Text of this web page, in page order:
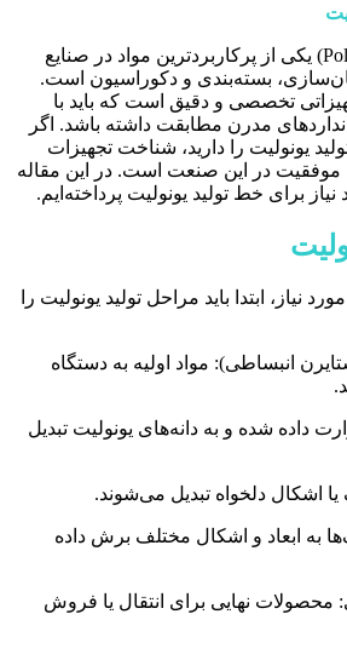
یونولیت (Polystyrene Foam) یکی از پرکاربردترین مواد در صنایع
بسته‌بندی و دکوراسیون است.
تخصصی و دقیق است که باید با
مدرن مطابقت داشته باشد. اگر
یونولیت را دارید، شناخت تجهیزات
در این صنعت است. در این مقاله
برای خط تولید یونولیت پرداخته‌ایم.
نیاز، ابتدا باید مراحل تولید یونولیت را
انبساطی): مواد اولیه به دستگاه
داده شده و به دانه‌های یونولیت تبدیل
یا اشکال دلخواه تبدیل می‌شوند.
به ابعاد و اشکال مختلف برش داده
محصولات نهایی برای انتقال یا فروش